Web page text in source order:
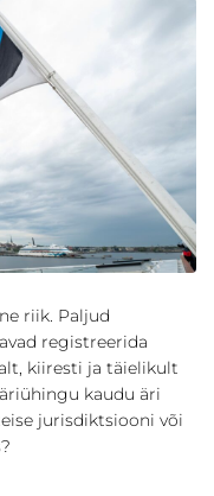
riik. Paljud
registreerida
kiiresti ja täielikult
kaudu äri
jurisdiktsiooni või